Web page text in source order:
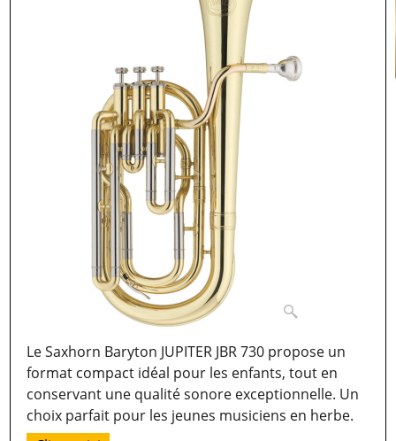
Le Saxhorn Baryton JUPITER JBR 730 propose un
format compact idéal pour les enfants, tout en
conservant une qualité sonore exceptionnelle. Un
choix parfait pour les jeunes musiciens en herbe.